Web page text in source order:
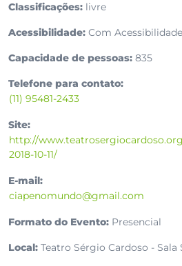
Classificações: livre
Acessibilidade: Com Acessibilidade
Capacidade de pessoas: 835
Telefone para contato:
(11) 95481-2433
Site:
http://
2018-10-11/
E-mail:
ciapenomundo@gmail.com
Formato do Evento: Presencial
Local: Teatro Sérgio Cardoso - Sala